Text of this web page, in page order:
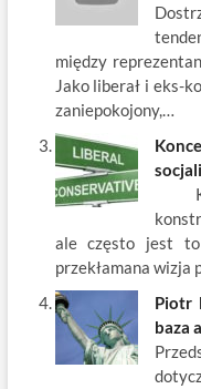
między
Jako liberał i eks-
zaniepokojony,…
ale często jest to
przekłamana wizja
Piotr
baza